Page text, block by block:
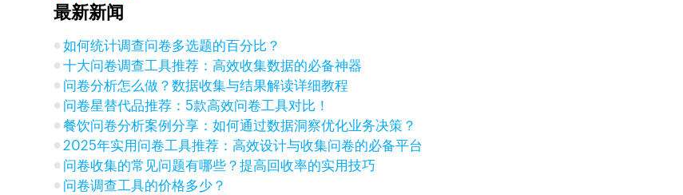
最新新闻
如何统计调查问卷多选题的百分比？
十大问卷调查工具推荐：高效收集数据的必备神器
问卷分析怎么做？数据收集与结果解读详细教程
问卷星替代品推荐：5款高效问卷工具对比！
餐饮问卷分析案例分享：如何通过数据洞察优化业务决策？
2025年实用问卷工具推荐：高效设计与收集问卷的必备平台
问卷收集的常见问题有哪些？提高回收率的实用技巧
问卷调查工具的价格多少？